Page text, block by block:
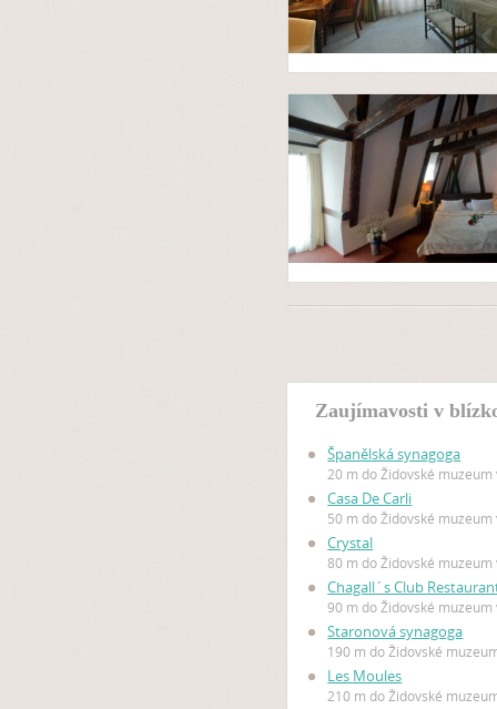
Zaujímavosti v
Španělská synagoga
20 m do Židovské muzeum
Casa De Carli
50 m do Židovské muzeum
Crystal
80 m do Židovské muzeum
Chagall´s Club
90 m do Židovské muzeum
Staronová synagoga
190 m do Židovské
Les Moules
210 m do Židovské